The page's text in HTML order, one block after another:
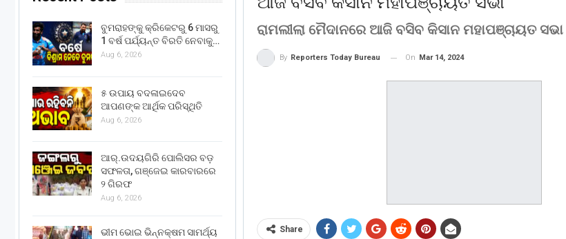
ରାମଲୀଲା ମୈଦାନରେ ଆଜି ବସିବ କିସାନ ମହାପଞ୍ଚାୟତ ସଭା
By Reporters Today Bureau On Mar 14, 2024
Share
ବୁମରାହଙ୍କୁ କ୍ରିକେଟରୁ 6 ମାସରୁ
1 ବର୍ଷ ପର୍ଯ୍ୟନ୍ତ ବିରତି ନେବାକୁ…
Aug 6, 2026
୫ ଉପାୟ ବଦଳାଇଦେବ
ଆପଣଙ୍କ ଆର୍ଥିକ ପରିସ୍ଥିତି
Aug 6, 2026
ଆର୍.ଉଦୟଗିରି ପୋଲିସର ବଡ଼
ସଫଳତା, ଗଞ୍ଜେଇ କାରବାରରେ
୨ ଗିରଫ
Aug 6, 2026
ଭୀମ ଭୋଇ ଭିନ୍ନକ୍ଷମ ସାମର୍ଥ୍ୟ